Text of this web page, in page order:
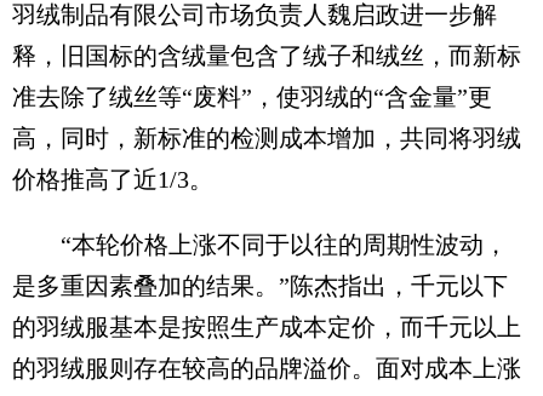
羽绒制品有限公司市场负责人魏启政进一步解
释，旧国标的含绒量包含了绒子和绒丝，而新标
准去除了绒丝等“废料”，使羽绒的“含金量”更
高，同时，新标准的检测成本增加，共同将羽绒
价格推高了近1/3。
“本轮价格上涨不同于以往的周期性波动，
是多重因素叠加的结果。”陈杰指出，千元以下
的羽绒服基本是按照生产成本定价，而千元以上
的羽绒服则存在较高的品牌溢价。面对成本上涨